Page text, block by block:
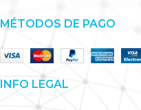
MÉTODOS DE PAGO
INFO LEGAL